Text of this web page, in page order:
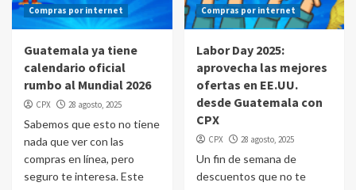
Compras por internet
Guatemala ya tiene
calendario oficial
rumbo al Mundial 2026
CPX 28 agosto, 2025
Sabemos que esto no tiene
nada que ver con las
compras en línea, pero
seguro te interesa. Este
Compras por internet
Labor Day 2025:
aprovecha las mejores
ofertas en EE.UU.
desde Guatemala con
CPX
CPX 28 agosto, 2025
Un fin de semana de
descuentos que no te